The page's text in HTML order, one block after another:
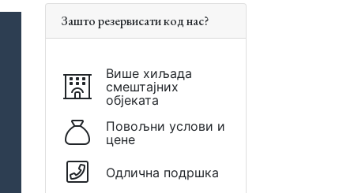
Зашто резервисати код нас?
Више хиљада
смештајних
објеката
Повољни услови и
цене
Одлична подршка